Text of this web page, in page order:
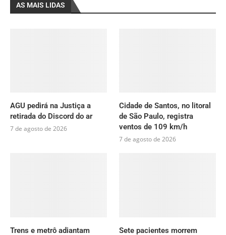
AS MAIS LIDAS
AGU pedirá na Justiça a
retirada do Discord do ar
7 de agosto de 2026
Cidade de Santos, no litoral
de São Paulo, registra
ventos de 109 km/h
7 de agosto de 2026
Trens e metrô adiantam
Sete pacientes morrem